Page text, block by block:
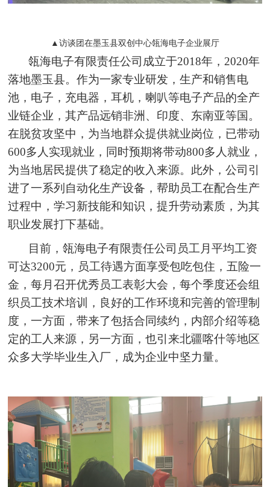
▲访谈团在墨玉县双创中心瓴海电子企业展厅
瓴海电子有限责任公司成立于2018年，2020年
落地墨玉县。作为一家专业研发，生产和销售电
池，电子，充电器，耳机，喇叭等电子产品的全产
业链企业，其产品远销非洲、印度、东南亚等国。
在脱贫攻坚中，为当地群众提供就业岗位，已带动
600多人实现就业，同时预期将带动800多人就业，
为当地居民提供了稳定的收入来源。此外，公司引
进了一系列自动化生产设备，帮助员工在配合生产
过程中，学习新技能和知识，提升劳动素质，为其
职业发展打下基础。
目前，瓴海电子有限责任公司员工月平均工资
可达3200元，员工待遇方面享受包吃包住，五险一
金，每月召开优秀员工表彰大会，每个季度还会组
织员工技术培训，良好的工作环境和完善的管理制
度，一方面，带来了包括合同续约，内部介绍等稳
定的工人来源，另一方面，也引来北疆喀什等地区
众多大学毕业生入厂，成为企业中坚力量。